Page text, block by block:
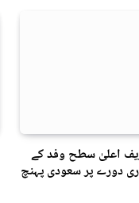
اعلیٰ سطح وفد کے
دورے پر سعودی پہنچ